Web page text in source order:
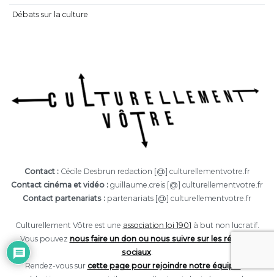
Débats sur la culture
Contact :Cécile Desbrun redaction [@] culturellementvotre.fr
Contact cinéma et vidéo : guillaume.creis [@] culturellementvotre.fr
Contact partenariats : partenariats [@] culturellementvotre.fr
Culturellement Vôtre est une association loi 1901 à but non lucratif.
Vous pouvez nous faire un don ou nous suivre sur les réseaux
sociaux.
Rendez-vous sur cette page pour rejoindre notre équipe